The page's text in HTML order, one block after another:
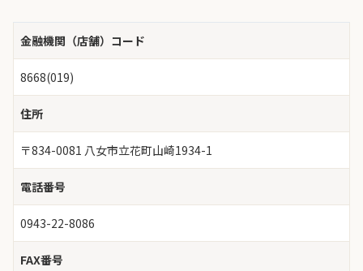
金融機関（店舗）コード
8668(019)
住所
〒834-0081 八女市立花町山崎1934-1
電話番号
0943-22-8086
FAX番号